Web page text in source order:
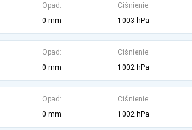
Opad:
0 mm
Ciśnienie:
1003 hPa
Opad:
0 mm
Ciśnienie:
1002 hPa
Opad:
0 mm
Ciśnienie:
1002 hPa